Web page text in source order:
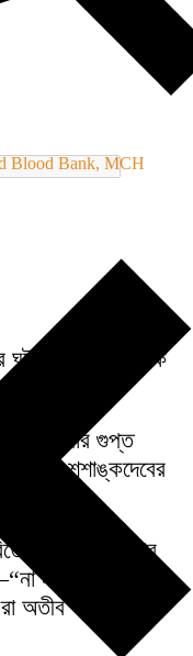
Blood Bank, MCH
ঘটনার পরে ন্যূনাধিক
পরে রাজার গুপ্ত
শশাঙ্কদেবের
দেবগুপ্ত বারংবার
না, এ কথা আমি
অতীব হঠকারী কার্য